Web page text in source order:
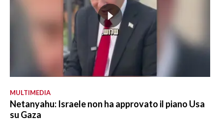
MULTIMEDIA
Netanyahu: Israele non ha approvato il piano Usa
su Gaza